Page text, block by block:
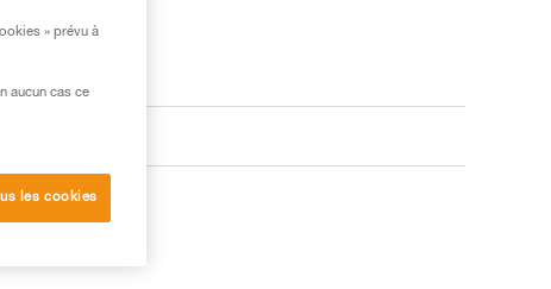
» prévu à
aucun cas ce
les cookies